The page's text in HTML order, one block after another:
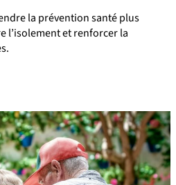
la prévention santé plus
l’isolement et renforcer la